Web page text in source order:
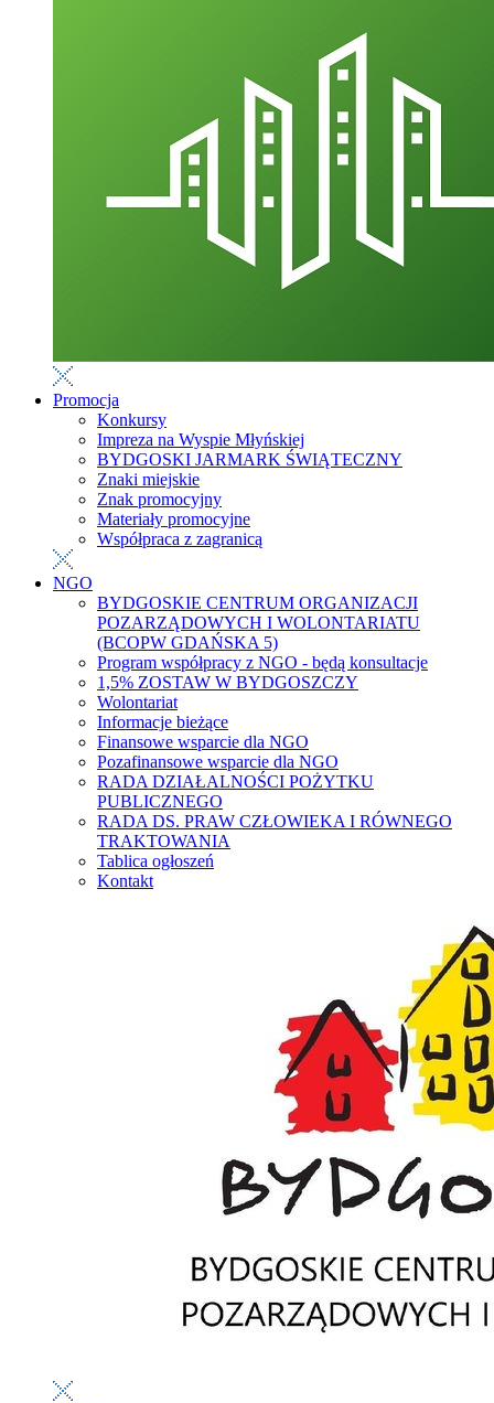
Promocja
Konkursy
Impreza na Wyspie Młyńskiej
BYDGOSKI JARMARK ŚWIĄTECZNY
Znaki miejskie
Znak promocyjny
Materiały promocyjne
Współpraca z zagranicą
NGO
BYDGOSKIE CENTRUM ORGANIZACJI
POZARZĄDOWYCH I WOLONTARIATU
(BCOPW GDAŃSKA 5)
Program współpracy z NGO - będą konsultacje
1,5% ZOSTAW W BYDGOSZCZY
Wolontariat
Informacje bieżące
Finansowe wsparcie dla NGO
Pozafinansowe wsparcie dla NGO
RADA DZIAŁALNOŚCI POŻYTKU
PUBLICZNEGO
RADA DS. PRAW CZŁOWIEKA I RÓWNEGO
TRAKTOWANIA
Tablica ogłoszeń
Kontakt